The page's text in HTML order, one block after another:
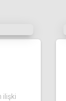
ilişki